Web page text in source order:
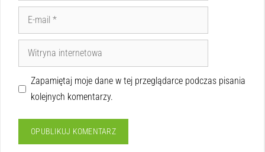
Zapamiętaj moje dane w tej przeglądarce podczas pisania
kolejnych komentarzy.